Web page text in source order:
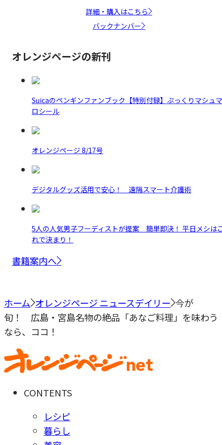
詳細・購入はこちら
バックナンバー
オレンジページの新刊
Suicaのペンギンファンブック【特別付録】ぷっくりマシュマ
ロシール
オレンジページ 8/17号
デジタルグッズ活用で安心！ 遠隔スマート介護術
5人の人気男子フーディストが提案 簡単即決！ 平日メシは
れで決まり！
書籍案内へ
ホーム オレンジページ ニュースデイリー 今が
旬！ 広島・宮島名物の絶品「あなご料理」を味わう
なら、ココ！
CONTENTS
レシピ
暮らし